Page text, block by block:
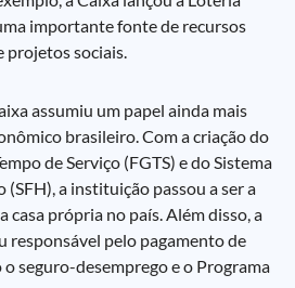
importante fonte de recursos
projetos sociais.
assumiu um papel ainda mais
brasileiro. Com a criação do
de Serviço (FGTS) e do Sistema
a instituição passou a ser a
casa própria no país. Além disso, a
responsável pelo pagamento de
seguro-desemprego e o Programa